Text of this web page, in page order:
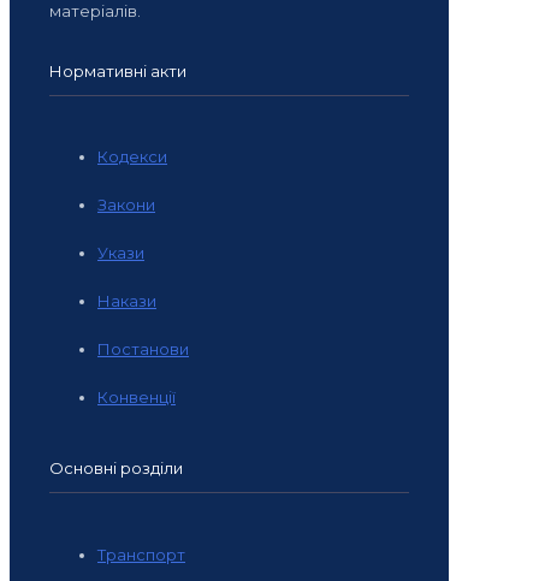
матеріалів.
Нормативні акти
Кодекси
Закони
Укази
Накази
Постанови
Конвенції
Основні розділи
Транспорт